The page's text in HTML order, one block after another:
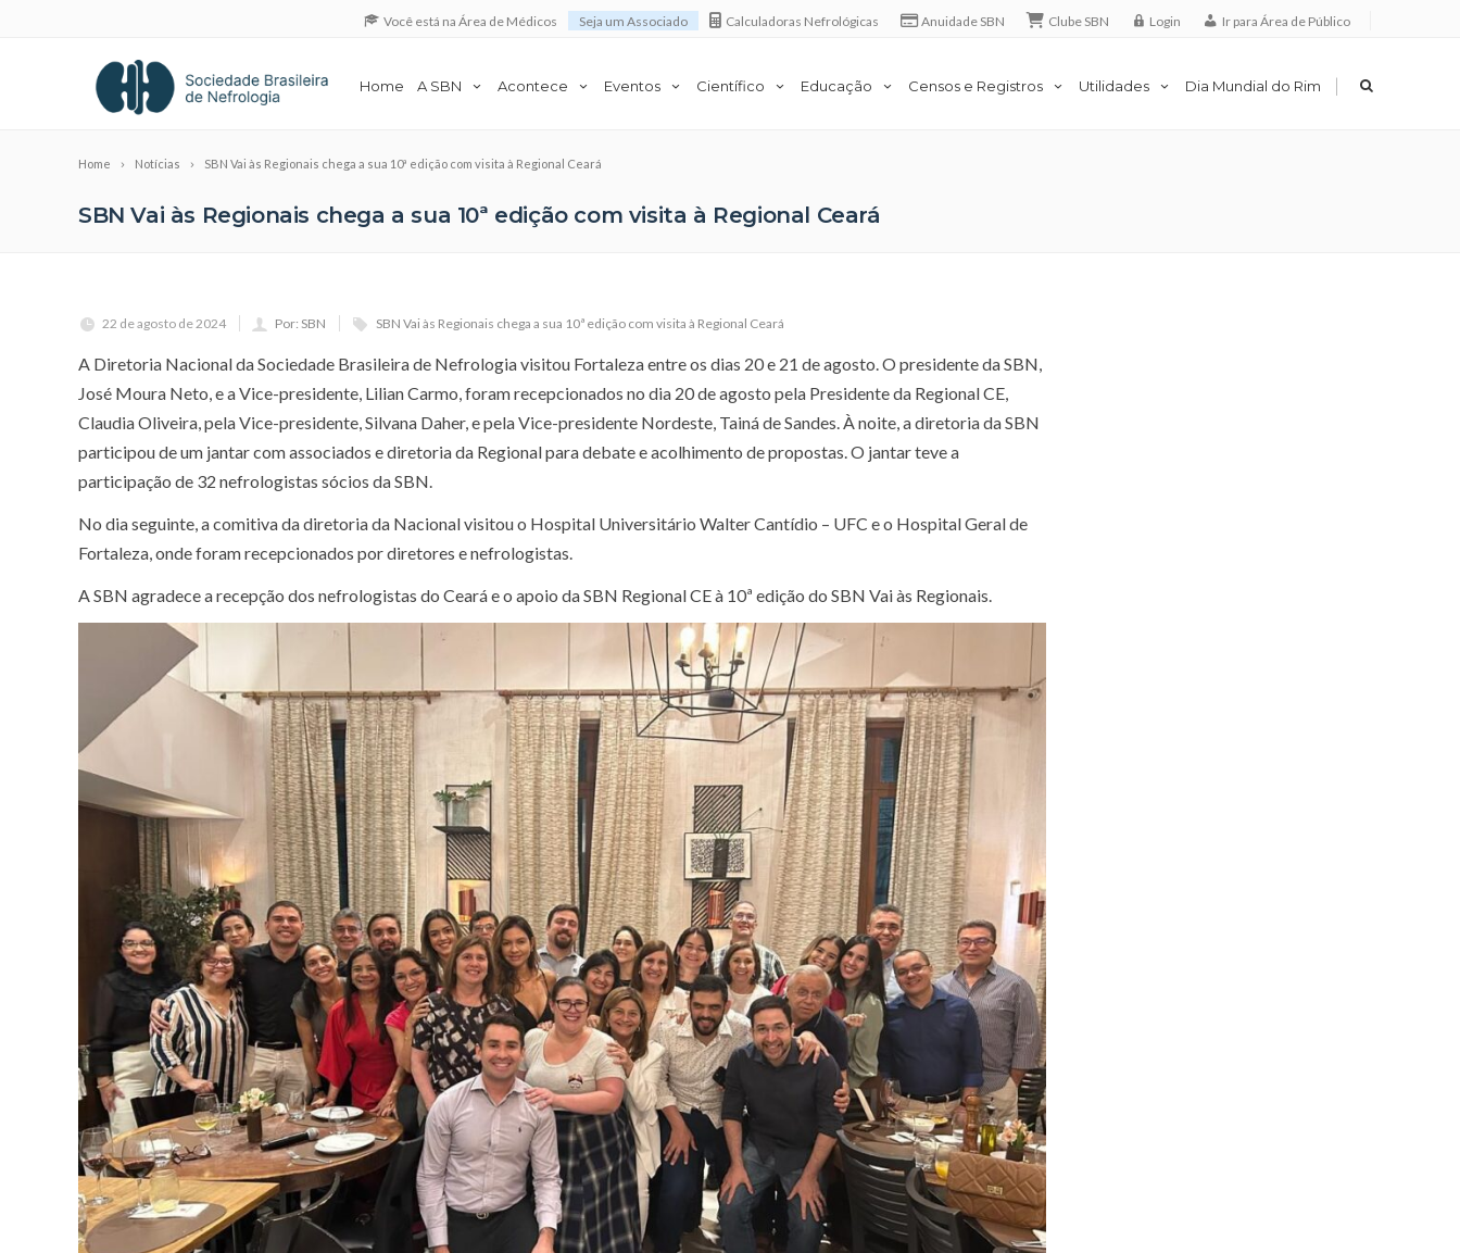
Você está na Área de Médicos Seja um Associado Calculadoras Nefrológicas Anuidade SBN Clube SBN Login Ir para Área de Público
Home A SBN Acontece Eventos Científico Educação Censos e Registros Utilidades Dia Mundial do Rim |
Home Notícias SBN Vai às Regionais chega a sua 10ª edição com visita à Regional Ceará
SBN Vai às Regionais chega a sua 10ª edição com visita à Regional Ceará
22 de agosto de 2024 Por: SBN SBN Vai às Regionais chega a sua 10ª edição com visita à Regional Ceará
A Diretoria Nacional da Sociedade Brasileira de Nefrologia visitou Fortaleza entre os dias 20 e 21 de agosto. O presidente da SBN,
José Moura Neto, e a Vice-presidente, Lilian Carmo, foram recepcionados no dia 20 de agosto pela Presidente da Regional CE,
Claudia Oliveira, pela Vice-presidente, Silvana Daher, e pela Vice-presidente Nordeste, Tainá de Sandes. À noite, a diretoria da SBN
participou de um jantar com associados e diretoria da Regional para debate e acolhimento de propostas. O jantar teve a
participação de 32 nefrologistas sócios da SBN.
No dia seguinte, a comitiva da diretoria da Nacional visitou o Hospital Universitário Walter Cantídio – UFC e o Hospital Geral de
Fortaleza, onde foram recepcionados por diretores e nefrologistas.
A SBN agradece a recepção dos nefrologistas do Ceará e o apoio da SBN Regional CE à 10ª edição do SBN Vai às Regionais.